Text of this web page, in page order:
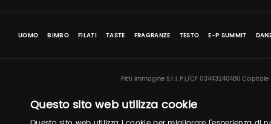
UOMO BIMBO FILATI TASTE FRAGRANZE TESTO E-P SUMMIT
Pitti Immagine S.r.l. P.I./CF 03443240480
Questo sito web utilizza cookie